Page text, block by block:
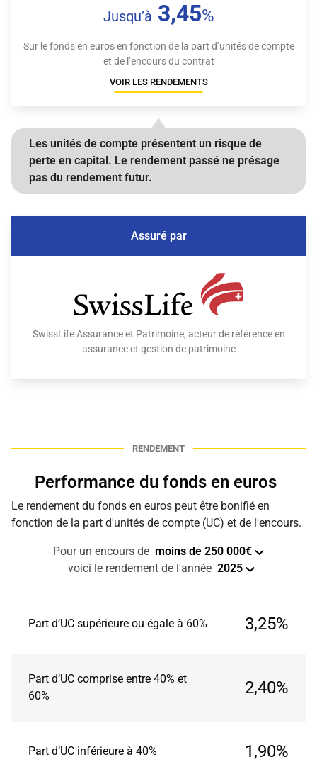
Jusqu’à 3,45%
Sur le fonds en euros en fonction de la part d’unités de compte
et de l’encours du contrat
VOIR LES RENDEMENTS
Les unités de compte présentent un risque de
perte en capital. Le rendement passé ne présage
pas du rendement futur.
Assuré par
SwissLife Assurance et Patrimoine, acteur de référence en
assurance et gestion de patrimoine
RENDEMENT
Performance du fonds en euros
Le rendement du fonds en euros peut être bonifié en
fonction de la part d'unités de compte (UC) et de l'encours.
Pour un encours de moins de 250 000€
voici le rendement de l'année 2025
Part d’UC supérieure ou égale à 60% 3,25%
Part d’UC comprise entre 40% et
60%
2,40%
Part d’UC inférieure à 40% 1,90%